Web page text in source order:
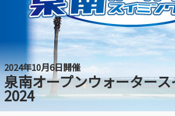
2024年10月6日開催
泉南オープンウォーター
2024